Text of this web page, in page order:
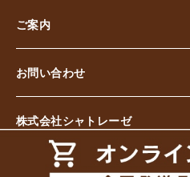
ご案内
お問い合わせ
株式会社シャトレーゼ
© Chateraise Co.,Ltd.